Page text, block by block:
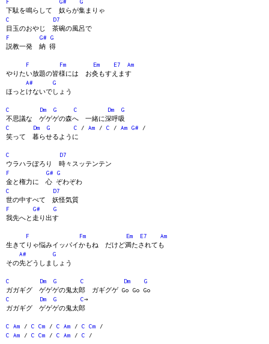
下駄を鳴らして 奴らが集まりゃ
C
D7
目玉のおやじ 茶碗の風呂で
F
G# G
説教一発 納 得
F Fm Em E7
Am
やりたい放題の皆様には お灸もすえます
A#
G
ほっとけないでしょう
C Dm G C Dm
G
不思議な ゲゲゲの森へ 一緒に深呼吸
C
Dm G C / Am / C / Am G# /
笑って 暮らせるように
C
D7
ウラハラぽろり 時々スッテンテン
F
G# G
金と権力に 心 ぞわぞわ
C
D7
世の中すべて 妖怪気質
F
G#
G
我先へと走り出す
F Fm Em E7
Am
生きてりゃ悩みイッパイかもね だけど満たされても
A#
G
その先どうしましょう
C Dm G C Dm
G
ガガギグ ゲゲゲの鬼太郎 ガギグゲ Go Go Go
C
Dm G C→
ガガギグ ゲゲゲの鬼太郎
C Am / C Cm / C Am / C Cm /
C
Am / C Cm / C Am / C /